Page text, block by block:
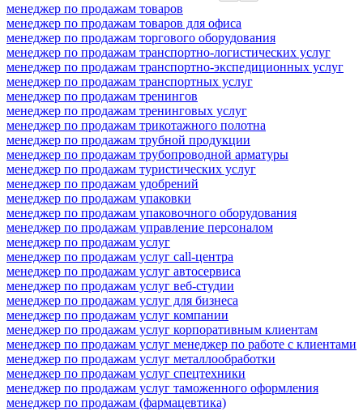
менеджер по продажам товаров
менеджер по продажам товаров для офиса
менеджер по продажам торгового оборудования
менеджер по продажам транспортно-логистических услуг
менеджер по продажам транспортно-экспедиционных услуг
менеджер по продажам транспортных услуг
менеджер по продажам тренингов
менеджер по продажам тренинговых услуг
менеджер по продажам трикотажного полотна
менеджер по продажам трубной продукции
менеджер по продажам трубопроводной арматуры
менеджер по продажам туристических услуг
менеджер по продажам удобрений
менеджер по продажам упаковки
менеджер по продажам упаковочного оборудования
менеджер по продажам управление персоналом
менеджер по продажам услуг
менеджер по продажам услуг call-центра
менеджер по продажам услуг автосервиса
менеджер по продажам услуг веб-студии
менеджер по продажам услуг для бизнеса
менеджер по продажам услуг компании
менеджер по продажам услуг корпоративным клиентам
менеджер по продажам услуг менеджер по работе с клиентами
менеджер по продажам услуг металлообработки
менеджер по продажам услуг спецтехники
менеджер по продажам услуг таможенного оформления
менеджер по продажам (фармацевтика)